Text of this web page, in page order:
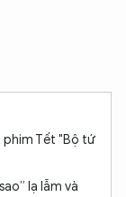
phim Tết "Bộ tứ
lạ lẫm và